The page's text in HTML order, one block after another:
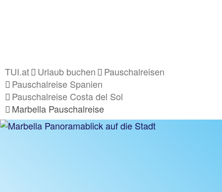
TUI.at Urlaub buchen
Pauschalreisen
Pauschalreise Spanien
Pauschalreise Costa del Sol
Marbella Pauschalreise